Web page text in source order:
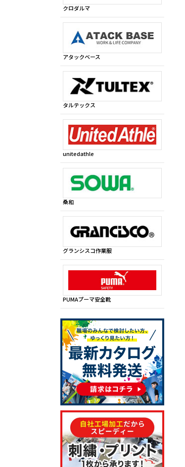
クロダルマ
アタックベース
タルテックス
unitedathle
桑和
グランシスコ作業服
PUMAプーマ安全靴